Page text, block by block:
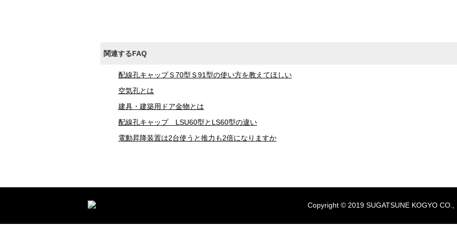
関連するFAQ
配線孔キャップＳ70型Ｓ91型の使い方を教えてほしい
空気孔とは
建具・建築用ドア金物とは
配線孔キャップ LSU60型とLS60型の違い
電動昇降装置は2台使うと推力も2倍になりますか
Copyright © 2019 SUGATSUNE KOGYO CO.,